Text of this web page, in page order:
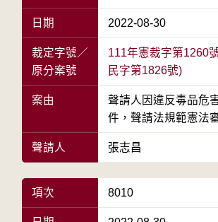
日期 2022-08-30
裁定字號／
原分案號
111年憲裁字第1260
民字第1826號)
案由
聲請人因違反毒品危
件，聲請法規範憲法
聲請人 張志昌
項次 8010